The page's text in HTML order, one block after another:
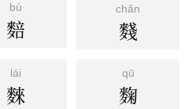
bù
䴺
chǎn
䴼
lái
麳
qū
麴